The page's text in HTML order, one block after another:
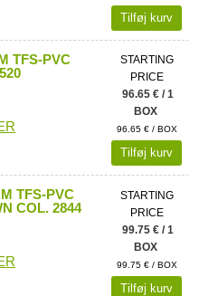
Tilføj kurv
TFS-PVC
STARTING
PRICE
96.65 € / 1
BOX
96.65 € / BOX
Tilføj kurv
TFS-PVC
COL. 2844
STARTING
PRICE
99.75 € / 1
BOX
99.75 € / BOX
Tilføj kurv